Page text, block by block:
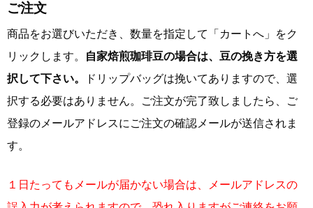
ご注文
商品をお選びいただき、数量を指定して「カートへ」をク
リックします。
自家焙煎珈琲豆の場合は、豆の挽き方を選
択して下さい。
ドリップバッグは挽いてありますので、選
択する必要はありません。ご注文が完了致しましたら、ご
登録のメールアドレスにご注文の確認メールが送信されま
す。
１日たってもメールが届かない場合は、メールアドレスの